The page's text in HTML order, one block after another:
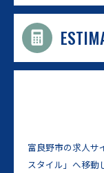
富良野市の求人サ
スタイル」へ移動